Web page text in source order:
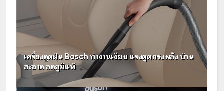
เครื่องดูดฝุ่น Bosch ทำงานเงียบ แรงดูดทรงพลัง บ้าน
สะอาด ลดภูมิแพ้